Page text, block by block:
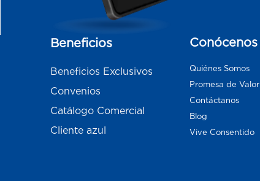
Beneficios
Beneficios Exclusivos
Convenios
Catálogo Comercial
Cliente azul
Conócenos
Quiénes Somos
Promesa de Valor
Contáctanos
Blog
Vive Consentido